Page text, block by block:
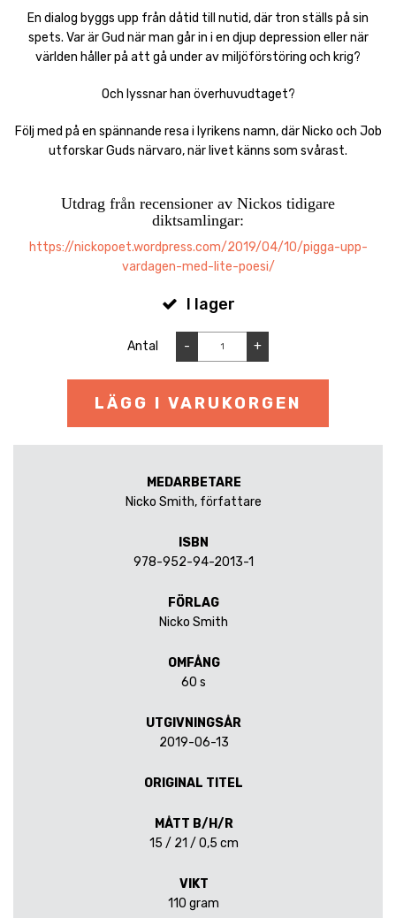
En dialog byggs upp från dåtid till nutid, där tron ställs på sin
spets. Var är Gud när man går in i en djup depression eller när
världen håller på att gå under av miljöförstöring och krig?
Och lyssnar han överhuvudtaget?
Följ med på en spännande resa i lyrikens namn, där Nicko och Job
utforskar Guds närvaro, när livet känns som svårast.
Utdrag från recensioner av Nickos tidigare
diktsamlingar:
https://nickopoet.wordpress.com/2019/04/10/pigga-upp-
vardagen-med-lite-poesi/
I lager
Antal - +
LÄGG I VARUKORGEN
MEDARBETARE
Nicko Smith, författare
ISBN
978-952-94-2013-1
FÖRLAG
Nicko Smith
OMFÅNG
60 s
UTGIVNINGSÅR
2019-06-13
ORIGINAL TITEL
MÅTT B/H/R
15 / 21 / 0,5 cm
VIKT
110 gram